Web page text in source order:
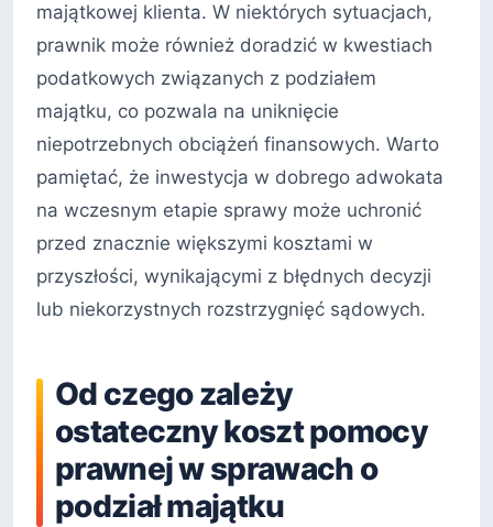
majątkowej klienta. W niektórych sytuacjach,
prawnik może również doradzić w kwestiach
podatkowych związanych z podziałem
majątku, co pozwala na uniknięcie
niepotrzebnych obciążeń finansowych. Warto
pamiętać, że inwestycja w dobrego adwokata
na wczesnym etapie sprawy może uchronić
przed znacznie większymi kosztami w
przyszłości, wynikającymi z błędnych decyzji
lub niekorzystnych rozstrzygnięć sądowych.
Od czego zależy
ostateczny koszt pomocy
prawnej w sprawach o
podział majątku